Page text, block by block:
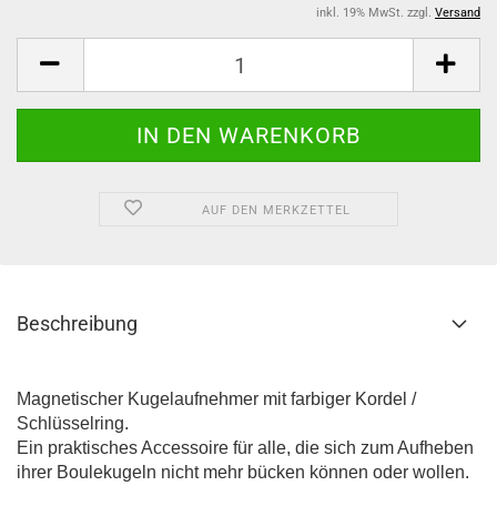
inkl. 19% MwSt. zzgl. Versand
AUF DEN MERKZETTEL
Beschreibung
Magnetischer Kugelaufnehmer mit farbiger Kordel /
Schlüsselring.
Ein praktisches Accessoire für alle, die sich zum Aufheben
ihrer Boulekugeln nicht mehr bücken können oder wollen.